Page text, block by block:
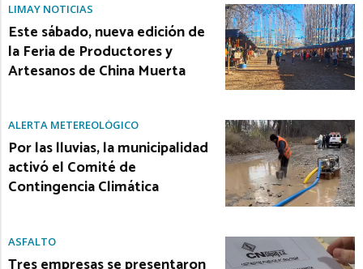
LIMAY NOTICIAS
Este sábado, nueva edición de
la Feria de Productores y
Artesanos de China Muerta
ALERTA METEREOLÓGICO
Por las lluvias, la municipalidad
activó el Comité de
Contingencia Climática
ASFALTO